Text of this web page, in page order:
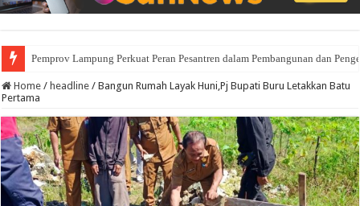
Pemprov Lampung Perkuat Peran Pesantren dalam Pembangunan dan
Home / headline / Bangun Rumah Layak Huni,Pj Bupati Buru Letakkan Batu
Pertama